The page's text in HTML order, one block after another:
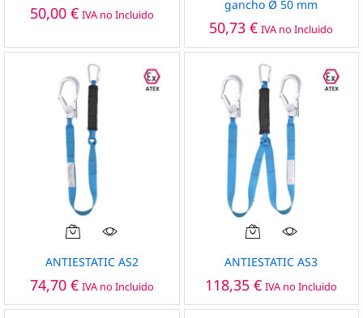
múltiples
Las
opciones
se
pueden
elegir
en
la
de
producto
50,00 € IVA no Incluido
gancho Ø 50 mm
50,73€ IVA no Incluido
ANTIESTATIC AS2
74,70 € IVA no Incluido
ANTIESTATIC AS3
118,35€ IVA no Incluido